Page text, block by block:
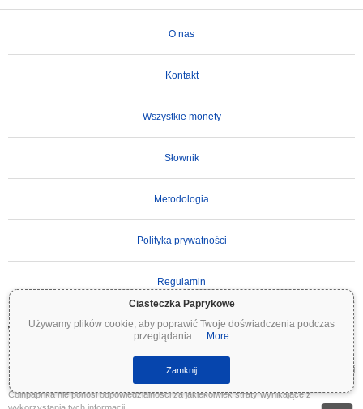
Ciasteczka Paprykowe
Używamy plików cookie, aby poprawić Twoje doświadczenia podczas
przeglądania. ... More
Zamknij
O nas
Kontakt
Wszystkie monety
Słownik
Metodologia
Polityka prywatności
Regulamin
WAŻNE ZASTRZEŻENIE:Kryptowaluty są wysoce zmienne i wiążą się ze znacznym
ryzykiem. Możesz stracić część lub całość swojej inwestycji. Wszystkie informacje na
Coinpaprika są udostępniane wyłącznie w celach informacyjnych i nie stanowią porady
finansowej ani inwestycyjnej. Zawsze przeprowadzaj własne badania (DYOR) i konsultuj
się z wykwalifikowanym doradcą finansowym przed podjęciem decyzji inwestycyjnych.
Coinpaprika nie ponosi odpowiedzialności za jakiekolwiek straty wynikające z